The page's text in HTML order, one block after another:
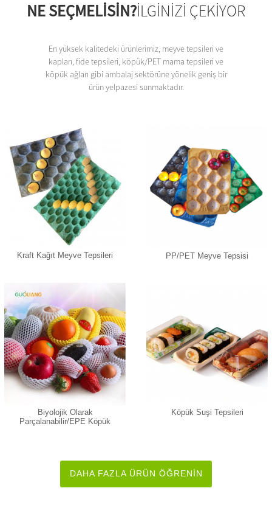
NE SEÇMELISIN?ILGINIZI ÇEKIYOR
En yüksek kalitedeki ürünlerimiz, meyve tepsileri ve
kapları, fide tepsileri, köpük/PET mama tepsileri ve
köpük ağları gibi ambalaj sektörüne yönelik geniş bir
ürün yelpazesi sunmaktadır.
Kraft Kağıt Meyve Tepsileri PP/PET Meyve Tepsisi
Biyolojik Olarak
Parçalanabilir/EPE Köpük
Köpük Suşi Tepsileri
DAHA FAZLA ÜRÜN ÖĞRENIN